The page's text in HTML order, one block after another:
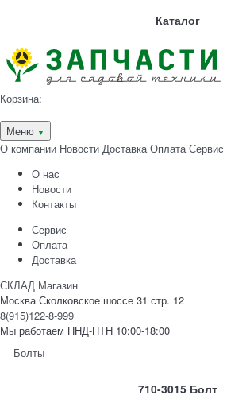
Каталог
Корзина:
Меню ▼
О компании Новости Доставка Оплата Сервис
О нас
Новости
Контакты
Сервис
Оплата
Доставка
СКЛАД Магазин
Москва Сколковское шоссе 31 стр. 12
8(915)122-8-999
Мы работаем ПНД-ПТН 10:00-18:00
Болты
710-3015 Болт